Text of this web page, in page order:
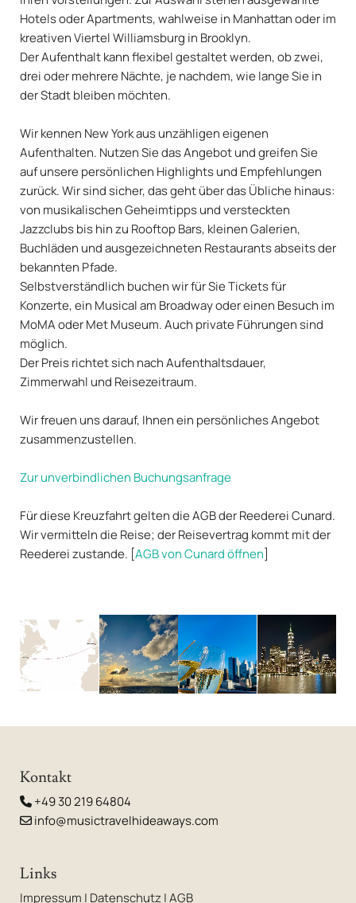
Hotels oder Apartments, wahlweise in Manhattan oder im
kreativen Viertel Williamsburg in Brooklyn.
Der Aufenthalt kann flexibel gestaltet werden, ob zwei,
drei oder mehrere Nächte, je nachdem, wie lange Sie in
der Stadt bleiben möchten.
Wir kennen New York aus unzähligen eigenen
Aufenthalten. Nutzen Sie das Angebot und greifen Sie
auf unsere persönlichen Highlights und Empfehlungen
zurück. Wir sind sicher, das geht über das Übliche hinaus:
von musikalischen Geheimtipps und versteckten
Jazzclubs bis hin zu Rooftop Bars, kleinen Galerien,
Buchläden und ausgezeichneten Restaurants abseits der
bekannten Pfade.
Selbstverständlich buchen wir für Sie Tickets für
Konzerte, ein Musical am Broadway oder einen Besuch im
MoMA oder Met Museum. Auch private Führungen sind
möglich.
Der Preis richtet sich nach Aufenthaltsdauer,
Zimmerwahl und Reisezeitraum.
Wir freuen uns darauf, Ihnen ein persönliches Angebot
zusammenzustellen.
Zur unverbindlichen Buchungsanfrage
Für diese Kreuzfahrt gelten die AGB der Reederei Cunard.
Wir vermitteln die Reise; der Reisevertrag kommt mit der
Reederei zustande. [AGB von Cunard öffnen]
Kontakt
 +49 30 219 64804
 info@musictravelhideaways.com
Links
Impressum | Datenschutz|AGB